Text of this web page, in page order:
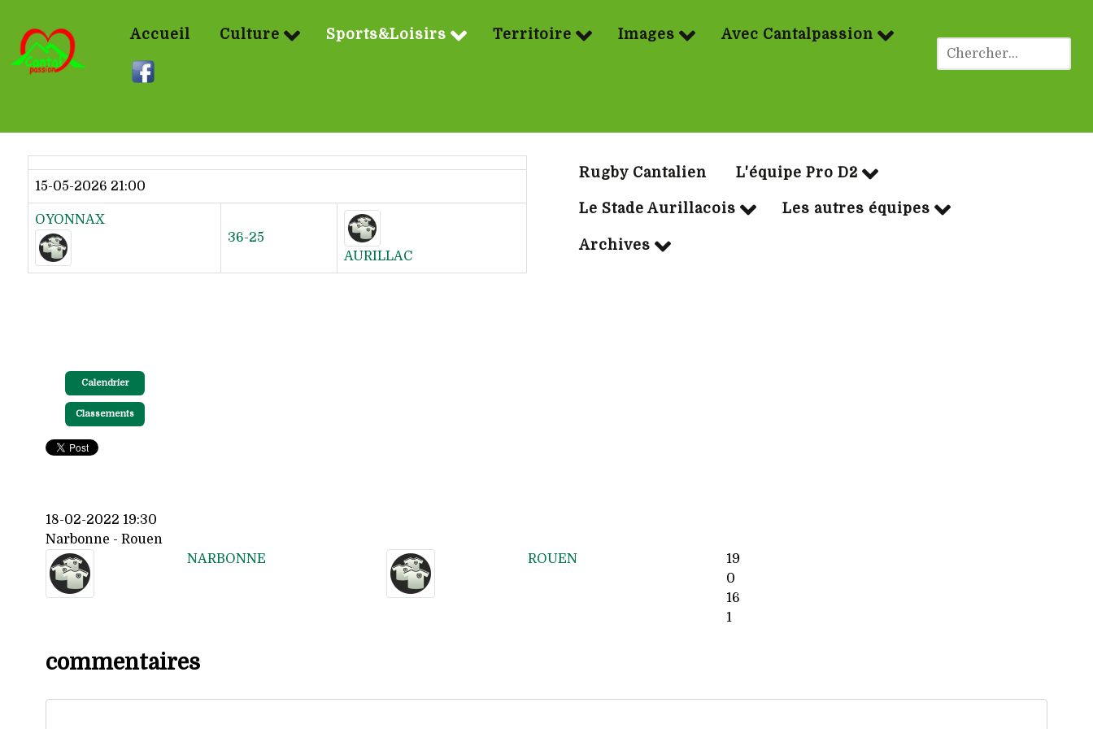
Accueil Culture Sports&Loisirs Territoire Images Avec Cantalpassion
15-05-2026 21:00
OYONNAX
36-25
AURILLAC
Rugby Cantalien L'équipe Pro D2
Le Stade Aurillacois Les autres équipes
Archives
Calendrier
Classements
18-02-2022 19:30
Narbonne - Rouen
NARBONNE
ROUEN
19
0
16
1
commentaires